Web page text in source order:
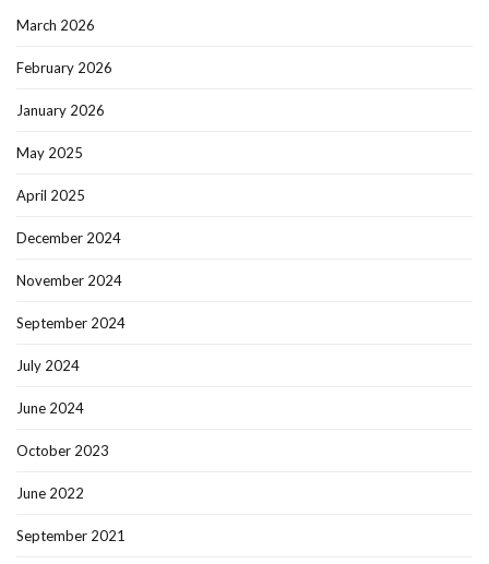
March 2026
February 2026
January 2026
May 2025
April 2025
December 2024
November 2024
September 2024
July 2024
June 2024
October 2023
June 2022
September 2021